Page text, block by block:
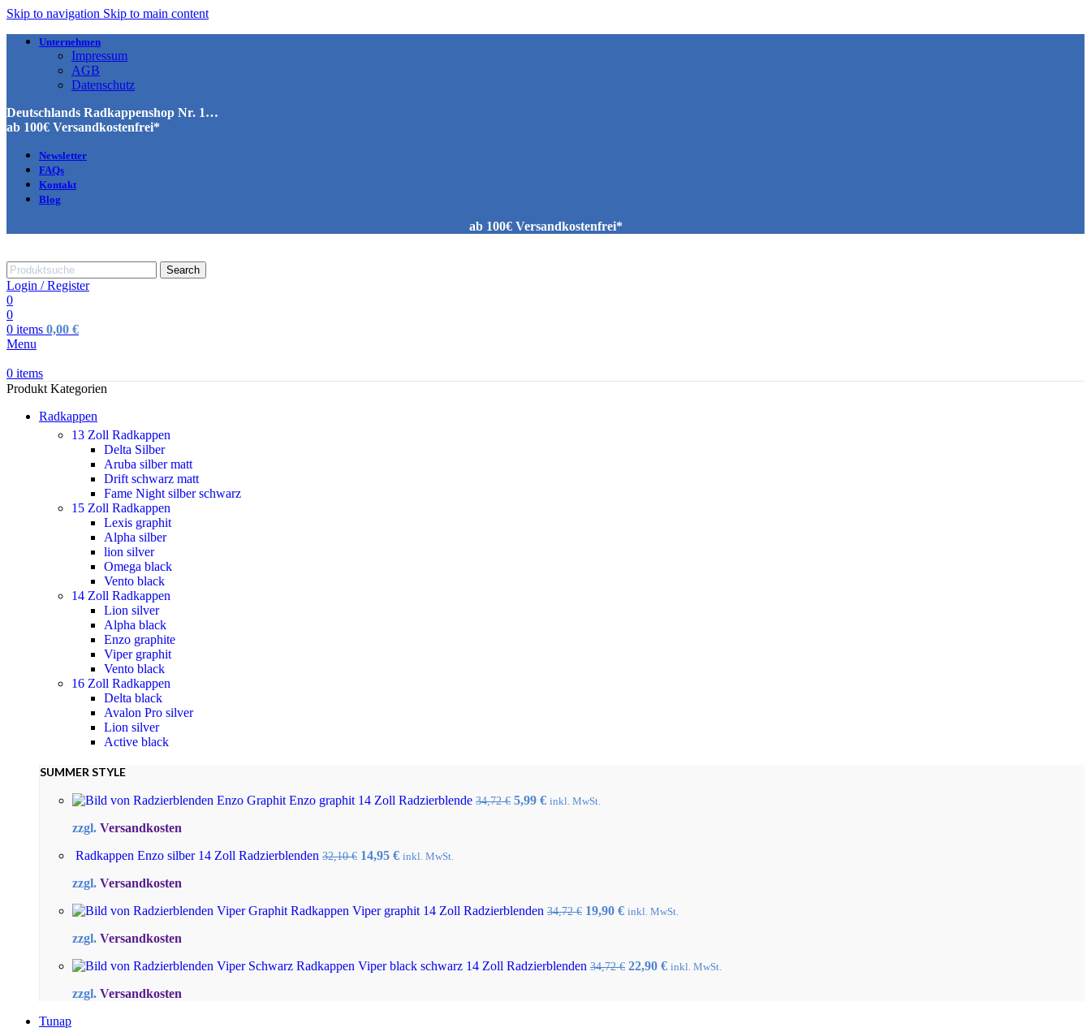
Skip to navigation Skip to main content
Unternehmen
Impressum
AGB
Datenschutz
Deutschlands Radkappenshop Nr. 1…
ab 100€ Versandkostenfrei*
Newsletter
FAQs
Kontakt
Blog
ab 100€ Versandkostenfrei*
Search
Login / Register
0
0
0 items 0,00 €
Menu
0 items
Produkt Kategorien
Radkappen
13 Zoll Radkappen
Delta Silber
Aruba silber matt
Drift schwarz matt
Fame Night silber schwarz
15 Zoll Radkappen
Lexis graphit
Alpha silber
lion silver
Omega black
Vento black
14 Zoll Radkappen
Lion silver
Alpha black
Enzo graphite
Viper graphit
Vento black
16 Zoll Radkappen
Delta black
Avalon Pro silver
Lion silver
Active black
SUMMER STYLE
Enzo graphit 14 Zoll Radzierblende 34,72€ Ursprünglicher
5,99 €Aktueller
inkl. MwSt.
zzgl. Versandkosten
Radkappen Enzo silber 14 Zoll Radzierblenden 32,10€ Ursprünglicher
14,95 €Aktueller
inkl. MwSt.
zzgl. Versandkosten
Radkappen Viper graphit 14 Zoll Radzierblenden 34,72€ Ursprünglicher
19,90 €Aktueller
inkl. MwSt.
zzgl. Versandkosten
Radkappen Viper black schwarz 14 Zoll Radzierblenden 34,72€ Ursprünglicher
22,90 €Aktueller
inkl. MwSt.
zzgl. Versandkosten
Tunap